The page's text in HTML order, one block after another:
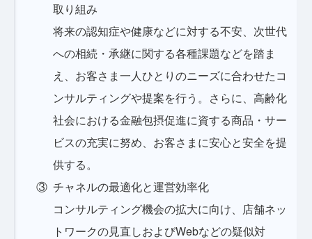
取り組み
将来の認知症や健康などに対する不安、次世代
への相続・承継に関する各種課題などを踏ま
え、お客さま一人ひとりのニーズに合わせたコ
ンサルティングや提案を行う。さらに、高齢化
社会における金融包摂促進に資する商品・サー
ビスの充実に努め、お客さまに安心と安全を提
供する。
チャネルの最適化と運営効率化
コンサルティング機会の拡大に向け、店舗ネッ
トワークの見直しおよびWebなどの疑似対